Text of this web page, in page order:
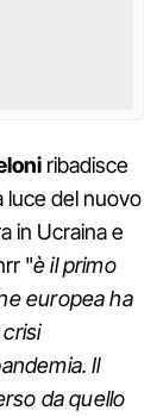
ribadisce
luce del nuovo
in Ucraina e
"è il primo
europea ha
Il
da quello